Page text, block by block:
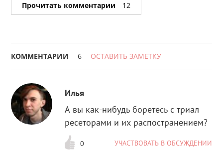
Прочитать комментарии 12
КОММЕНТАРИИ 6 ОСТАВИТЬ ЗАМЕТКУ
Илья
А вы как-нибудь боретесь с триал
ресеторами и их распостранением?
0 УЧАСТВОВАТЬ В ОБСУЖДЕНИИ